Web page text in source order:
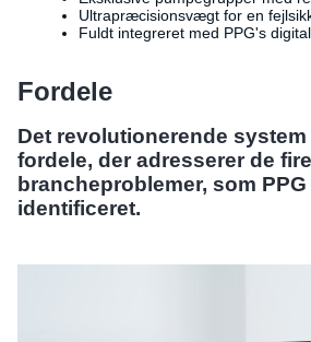
Ultrapræcisionsvægt for en
Fuldt integreret med PPG's
Fordele
Det revolutionerende system
fordele, der adresserer de
brancheproblemer, som
identificeret.